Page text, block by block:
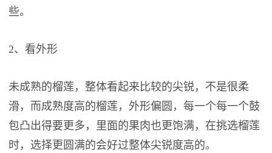
些。
2、看外形
未成熟的榴莲，整体看起来比较的尖锐，不是很柔
滑，而成熟度高的榴莲，外形偏圆，每一个每一个鼓
包凸出得要更多，里面的果肉也更饱满，在挑选榴莲
时，选择更圆满的会好过整体尖锐度高的。